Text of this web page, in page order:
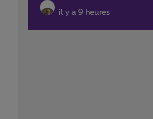
il y a 9 heures